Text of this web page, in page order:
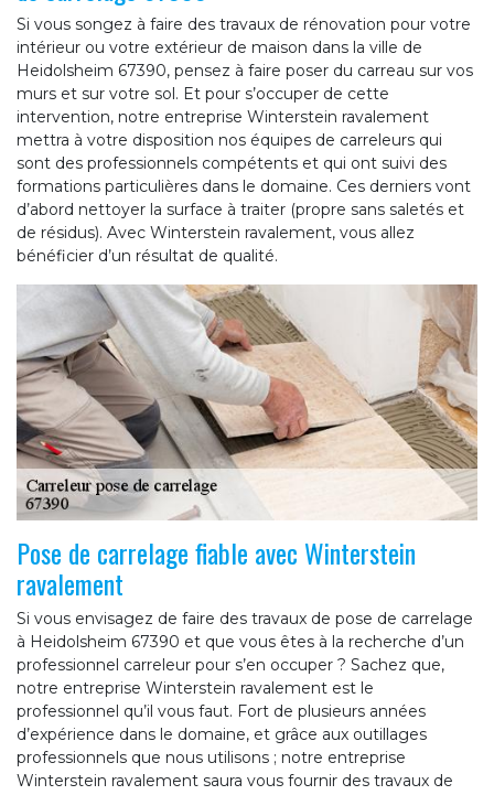
Si vous songez à faire des travaux de rénovation pour votre
intérieur ou votre extérieur de maison dans la ville de
Heidolsheim 67390, pensez à faire poser du carreau sur vos
murs et sur votre sol. Et pour s’occuper de cette
intervention, notre entreprise Winterstein ravalement
mettra à votre disposition nos équipes de carreleurs qui
sont des professionnels compétents et qui ont suivi des
formations particulières dans le domaine. Ces derniers vont
d’abord nettoyer la surface à traiter (propre sans saletés et
de résidus). Avec Winterstein ravalement, vous allez
bénéficier d’un résultat de qualité.
Pose de carrelage fiable avec Winterstein
ravalement
Si vous envisagez de faire des travaux de pose de carrelage
à Heidolsheim 67390 et que vous êtes à la recherche d’un
professionnel carreleur pour s’en occuper ? Sachez que,
notre entreprise Winterstein ravalement est le
professionnel qu’il vous faut. Fort de plusieurs années
d’expérience dans le domaine, et grâce aux outillages
professionnels que nous utilisons ; notre entreprise
Winterstein ravalement saura vous fournir des travaux de